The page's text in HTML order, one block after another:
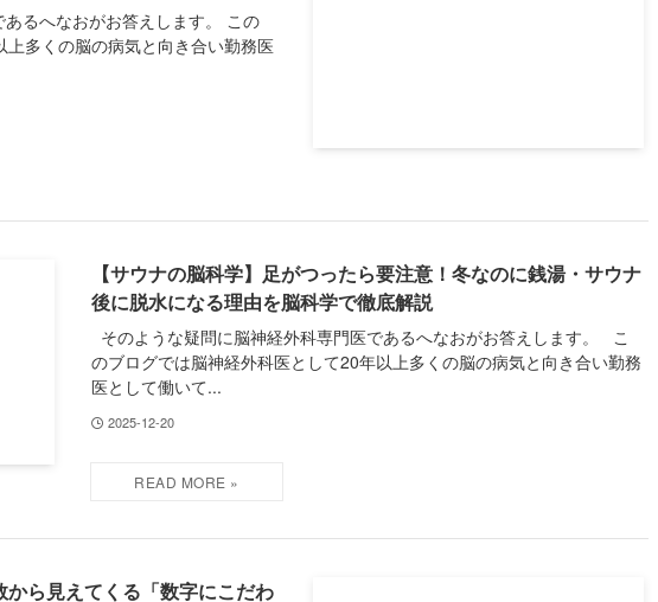
るへなおがお答えします。 この
多くの脳の病気と向き合い勤務医
【サウナの脳科学】足がつったら要注意！冬なのに銭湯・サウナ
後に脱水になる理由を脳科学で徹底解説
そのような疑問に脳神経外科専門医であるへなおがお答えします。 こ
のブログでは脳神経外科医として20年以上多くの脳の病気と向き合い勤務
医として働いて...
2025-12-20
から見えてくる「数字にこだわ